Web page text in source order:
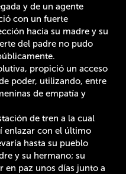
y de un agente
con un fuerte
hacia su madre y su
del padre no pudo
propició un acceso
poder, utilizando, entre
de empatía y
de tren a la cual
enlazar con el último
hasta su pueblo
y su hermano; su
en paz unos días junto a